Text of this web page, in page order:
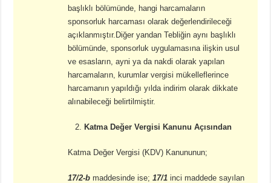
başlıklı bölümünde, hangi harcamaların
sponsorluk harcaması olarak değerlendirileceği
açıklanmıştır.Diğer yandan Tebliğin aynı başlıklı
bölümünde, sponsorluk uygulamasına ilişkin usul
ve esasların, ayni ya da nakdi olarak yapılan
harcamaların, kurumlar vergisi mükelleflerince
harcamanın yapıldığı yılda indirim olarak dikkate
alınabileceği belirtilmiştir.
2. Katma Değer Vergisi Kanunu Açısından
Katma Değer Vergisi (KDV) Kanununun;
17/2-b maddesinde ise;17/1 inci maddede sayılan